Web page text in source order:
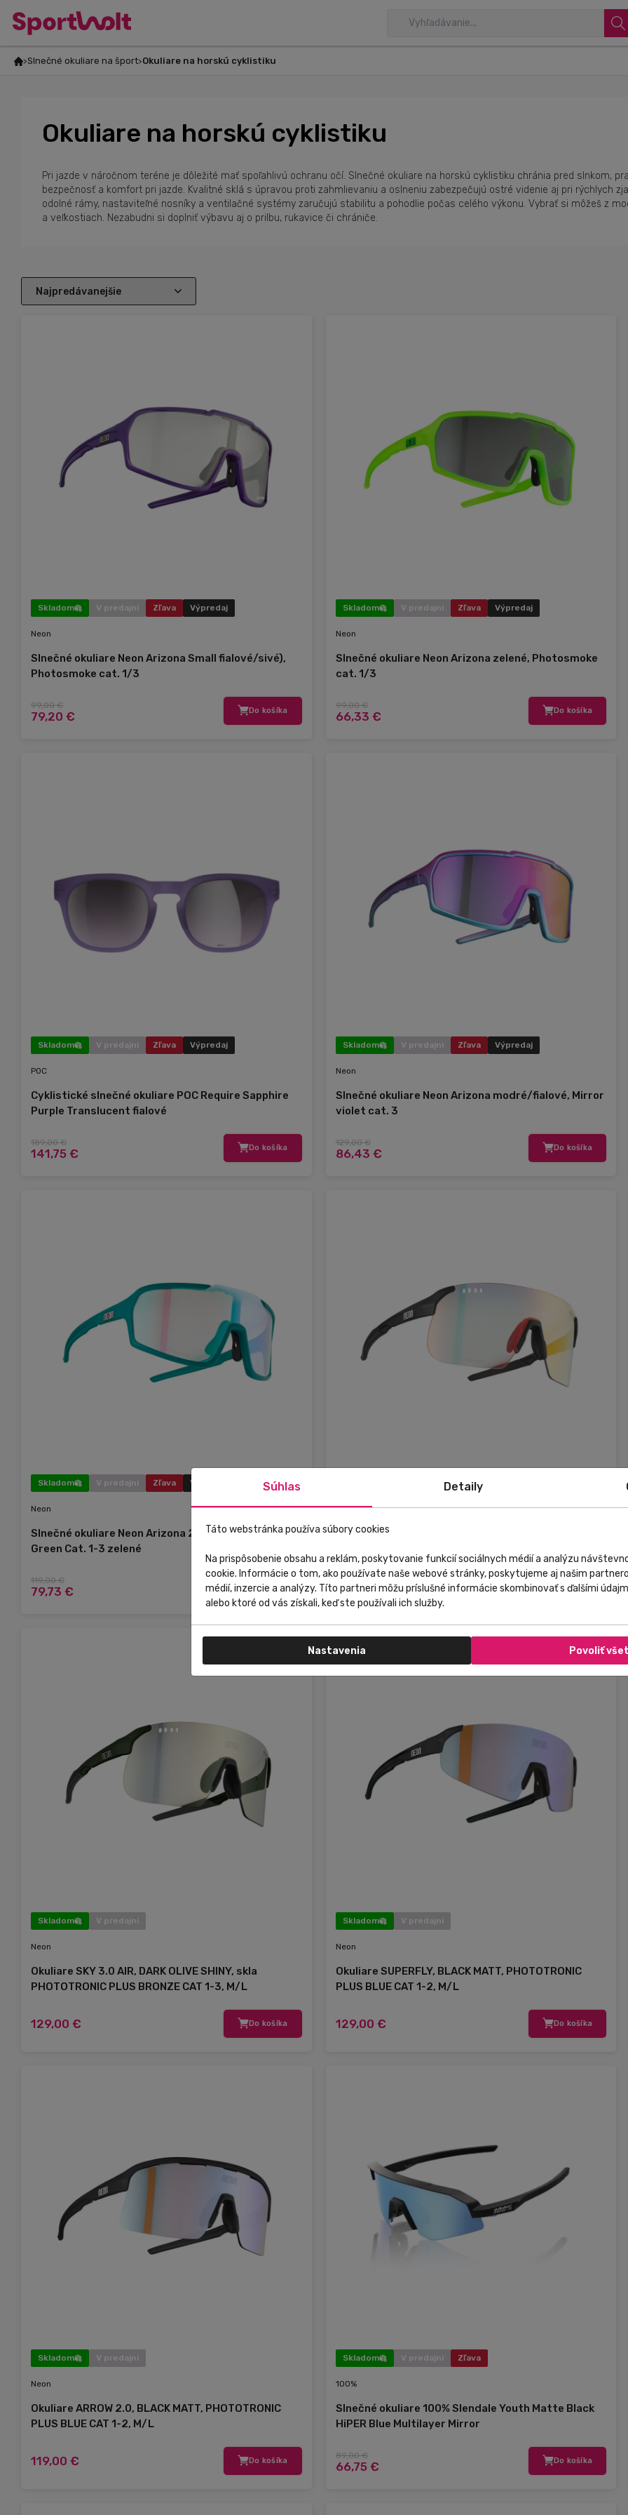
Slnečné okuliare na šport Okuliare na horskú cyklistiku
Okuliare na horskú cyklistiku
Pri jazde v náročnom teréne je dôležité mať spoľahlivú ochranu očí. Slnečné okuliare na horskú cyklistiku chránia pred slnkom,
bezpečnosť a komfort pri jazde. Kvalitné sklá s úpravou proti zahmlievaniu a oslneniu zabezpečujú ostré videnie aj pri rýchlych
odolné rámy, nastaviteľné nosníky a ventilačné systémy zaručujú stabilitu a pohodlie počas celého výkonu. Vybrať si môžeš z
a veľkostiach. Nezabudni si doplniť výbavu aj o prilbu, rukavice či chrániče.
Skladom V predajni Zľava Výpredaj
Neon
Slnečné okuliare Neon Arizona Small fialové/sivé),
Photosmoke cat. 1/3
99,00 €
79,20 € Do košíka
Skladom V predajni Zľava Výpredaj
Neon
Slnečné okuliare Neon Arizona zelené, Photosmoke
cat. 1/3
99,00 €
66,33 € Do košíka
Skladom V predajni Zľava Výpredaj
POC
Cyklistické slnečné okuliare POC Require Sapphire
Purple Translucent fialové
189,00 €
141,75 € Do košíka
Skladom V predajni Zľava Výpredaj
Neon
Slnečné okuliare Neon Arizona modré/fialové, Mirror
violet cat. 3
129,00 €
86,43 € Do košíka
Skladom V predajni Zľava Výpredaj
Neon
Slnečné okuliare Neon Arizona 2.0 Phototronic Plus
Green Cat. 1-3 zelené
119,00 €
79,73 € Do košíka
Neon
Okuliare SKY 3.0 AIR, BLACK MATT, PHOTOTRONIC
129,00 € Do košíka
Skladom V predajni
Neon
Okuliare SKY 3.0 AIR, DARK OLIVE SHINY, skla
PHOTOTRONIC PLUS BRONZE CAT 1-3, M/L
129,00 € Do košíka
Skladom V predajni
Neon
Okuliare SUPERFLY, BLACK MATT, PHOTOTRONIC
PLUS BLUE CAT 1-2, M/L
129,00 € Do košíka
Skladom V predajni
Neon
Okuliare ARROW 2.0, BLACK MATT, PHOTOTRONIC
PLUS BLUE CAT 1-2, M/L
119,00 € Do košíka
Skladom V predajni Zľava
100%
Slnečné okuliare 100% Slendale Youth Matte Black
HiPER Blue Multilayer Mirror
89,00 €
66,75 € Do košíka
Súhlas Detaily
Táto webstránka používa súbory cookies
Na prispôsobenie obsahu a reklám, poskytovanie funkcií sociálnych médií a analýzu
cookie. Informácie o tom, ako používate naše webové stránky, poskytujeme aj našim
médií, inzercie a analýzy. Títo partneri môžu príslušné informácie skombinovať s ďalšími
alebo ktoré od vás získali, keď ste používali ich služby.
Nastavenia Povoliť